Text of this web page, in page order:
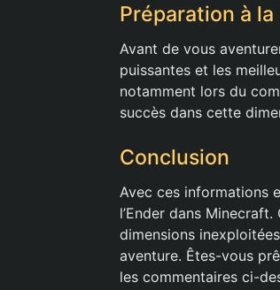
Préparation à la
Avant de vous
puissantes et les
notamment lors du
succès dans cette
Conclusion
Avec ces informations
l’Ender dans
dimensions
aventure. Êtes-vous
les commentaires ci-